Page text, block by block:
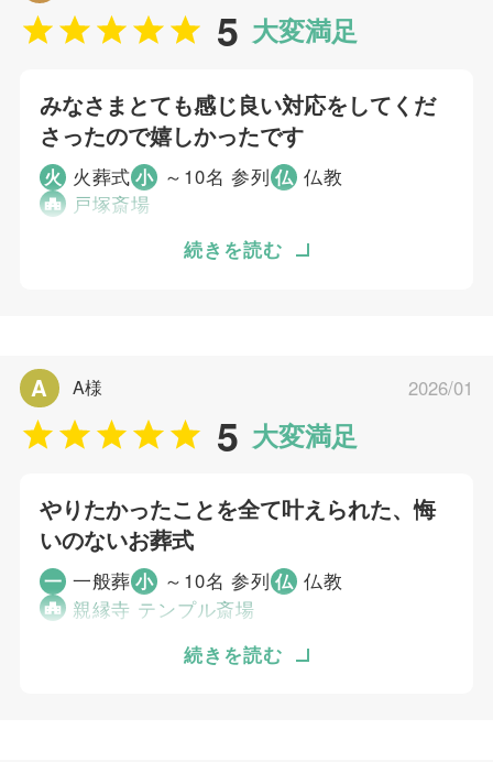
5 大変満足
みなさまとても感じ良い対応をしてくだ
さったので嬉しかったです
火 火葬式小 ～10名 参列 仏 仏教
戸塚斎場
どこまでをどのように決めるのか、どのくらい
パンフレットを取り寄せた２社に同じような質
問をしましたが、その際の電話対応の良さで、
むすびすさんに決めました。調べるのを２社と
限定したので、すぐに決まりました。お別れの
以上のお時間をいただけたように感じました。
大変満足しております。そして、こちらの希望
を受け止めてくれたと感じています。みなさ
ま、とても感じ良い対応をしてくださったの
で、遺族の気持ちとして嬉しかったです。
続きを読む
5 大変満足
A A様 2026/01
やりたかったことを全て叶えられた、悔
いのないお葬式
一 一般葬小 ～10名 参列 仏 仏教
親縁寺 テンプル斎場
以前の両親の葬儀では、時間に追われ納得のい
続きを読む